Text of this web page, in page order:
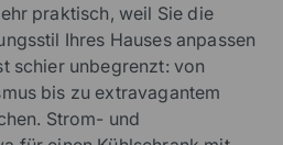
praktisch, weil Sie die
Ihres Hauses anpassen
schier unbegrenzt: von
bis zu extravagantem
Strom- und